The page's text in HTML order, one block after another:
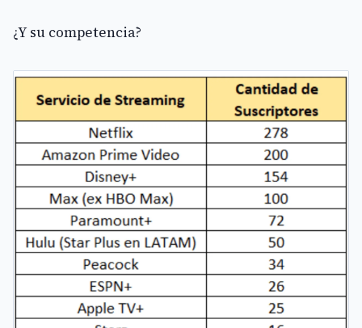
¿Y su competencia?